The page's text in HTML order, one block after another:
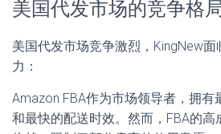
美国代发市场的竞争格
美国代发市场竞争激烈，KingNew
力：
Amazon FBA作为市场领导者，拥有
和最快的配送时效。然而，FBA的高